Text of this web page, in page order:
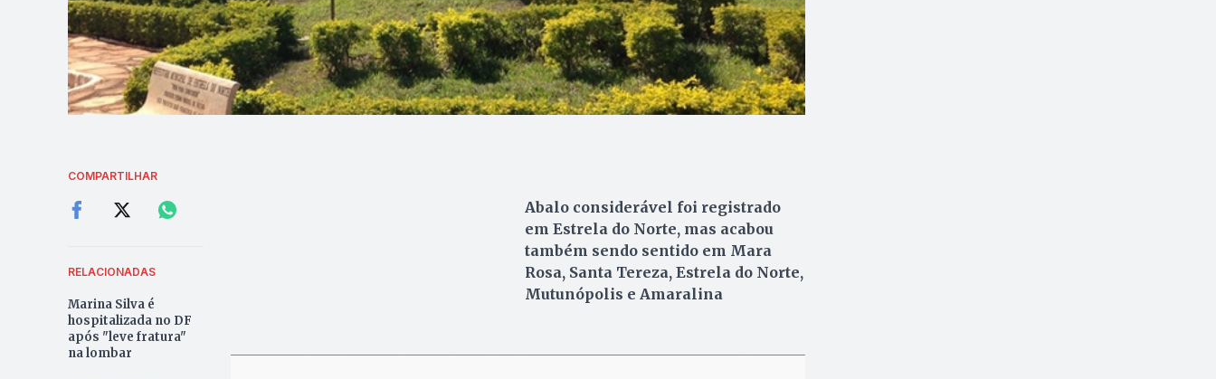
COMPARTILHAR
RELACIONADAS
Marina Silva é
hospitalizada no DF
após "leve fratura"
na lombar
Abalo considerável foi registrado
em Estrela do Norte, mas acabou
também sendo sentido em Mara
Rosa, Santa Tereza, Estrela do Norte,
Mutunópolis e Amaralina